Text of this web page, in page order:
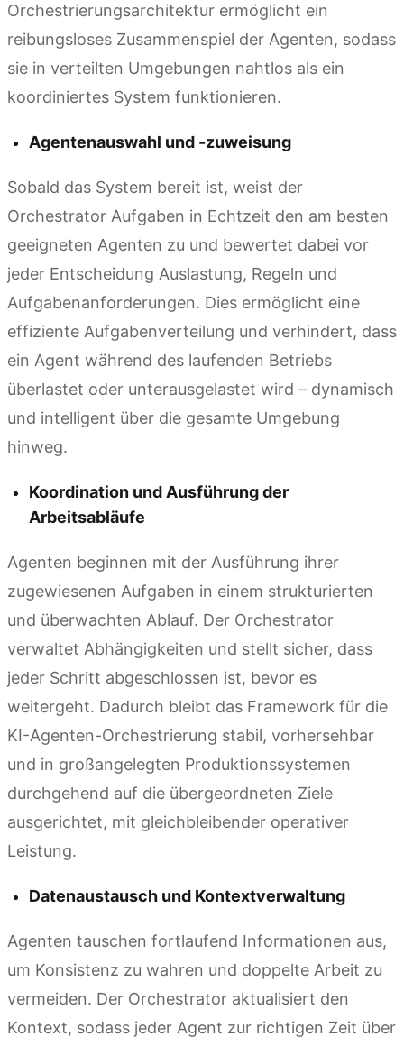
Orchestrierungsarchitektur ermöglicht ein
reibungsloses Zusammenspiel der Agenten, sodass
sie in verteilten Umgebungen nahtlos als ein
koordiniertes System funktionieren.
Agentenauswahl und -zuweisung
Sobald das System bereit ist, weist der
Orchestrator Aufgaben in Echtzeit den am besten
geeigneten Agenten zu und bewertet dabei vor
jeder Entscheidung Auslastung, Regeln und
Aufgabenanforderungen. Dies ermöglicht eine
effiziente Aufgabenverteilung und verhindert, dass
ein Agent während des laufenden Betriebs
überlastet oder unterausgelastet wird – dynamisch
und intelligent über die gesamte Umgebung
hinweg.
Koordination und Ausführung der
Arbeitsabläufe
Agenten beginnen mit der Ausführung ihrer
zugewiesenen Aufgaben in einem strukturierten
und überwachten Ablauf. Der Orchestrator
verwaltet Abhängigkeiten und stellt sicher, dass
jeder Schritt abgeschlossen ist, bevor es
weitergeht. Dadurch bleibt das Framework für die
KI-Agenten-Orchestrierung stabil, vorhersehbar
und in großangelegten Produktionssystemen
durchgehend auf die übergeordneten Ziele
ausgerichtet, mit gleichbleibender operativer
Leistung.
Datenaustausch und Kontextverwaltung
Agenten tauschen fortlaufend Informationen aus,
um Konsistenz zu wahren und doppelte Arbeit zu
vermeiden. Der Orchestrator aktualisiert den
Kontext, sodass jeder Agent zur richtigen Zeit über